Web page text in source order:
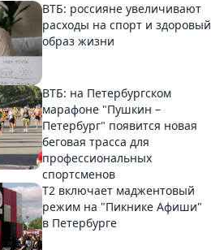
ВТБ: россияне увеличивают
расходы на спорт и здоровый
образ жизни
ВТБ: на Петербургском
марафоне "Пушкин –
Петербург" появится новая
беговая трасса для
профессиональных
спортсменов
Т2 включает маджентовый
режим на "Пикнике Афиши"
в Петербурге